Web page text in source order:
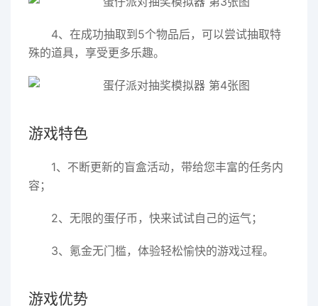
4、在成功抽取到5个物品后，可以尝试抽取特
殊的道具，享受更多乐趣。
游戏特色
1、不断更新的盲盒活动，带给您丰富的任务内
容；
2、无限的蛋仔币，快来试试自己的运气；
3、氪金无门槛，体验轻松愉快的游戏过程。
游戏优势